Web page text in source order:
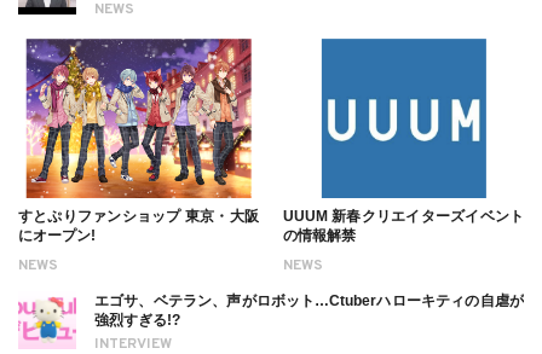
NEWS
NEWS
すとぷりファンショップ 東京・大阪
にオープン!
NEWS
UUUM 新春クリエイターズイベント
の情報解禁
INTERVIEW
エゴサ、ベテラン、声がロボット…Ctuberハローキティの自虐が
強烈すぎる!?